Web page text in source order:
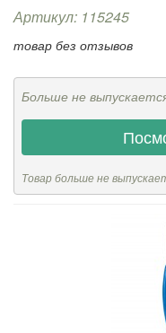
Артикул: 115245
товар без отзывов
Больше не
Товар больше не